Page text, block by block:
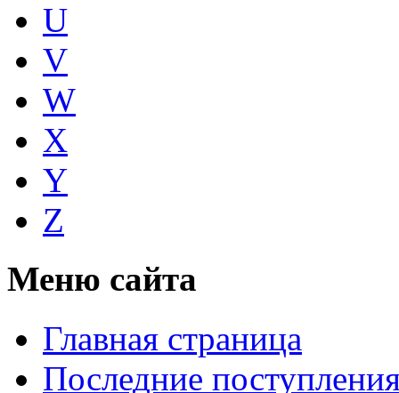
U
V
W
X
Y
Z
Меню сайта
Главная страница
Последние